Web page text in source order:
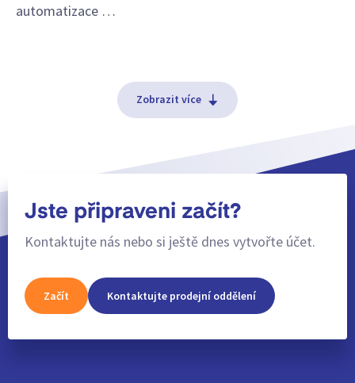
automatizace …
Zobrazit více
Jste připraveni začít?
Kontaktujte nás nebo si ještě dnes vytvořte účet.
Začít Kontaktujte prodejní oddělení